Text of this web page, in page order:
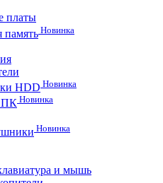
платы
память Новинка
HDD Новинка
ПК Новинка
Новинка
и мышь